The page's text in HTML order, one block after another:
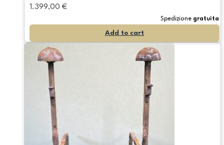
1.399,00 €
Spedizione gratuita
Add to cart